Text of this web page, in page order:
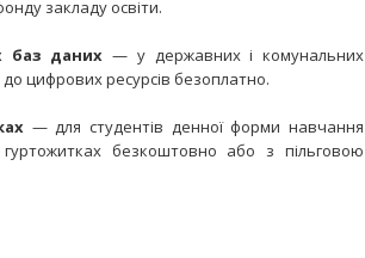
закладу освіти.
баз даних — у державних і комунальних
до цифрових ресурсів безоплатно.
— для студентів денної форми навчання
безкоштовно або з пільговою